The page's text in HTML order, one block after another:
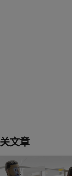
文章
语音 AI 模型实